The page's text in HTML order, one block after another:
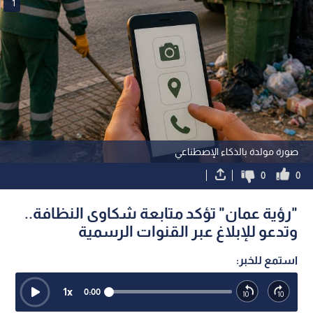
صورة مولدة بالذكاء الإصطناعي
1
0
0
"رؤية عمان" تؤكد متابعة شكاوى النظافة..
وتدعو للإبلاغ عبر القنوات الرسمية
استمع للخبر:
0:00
1x